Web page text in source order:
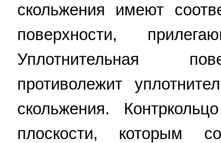
скольжения имеют
поверхности,
Уплотнительная
противолежит
скольжения.
плоскости, которым